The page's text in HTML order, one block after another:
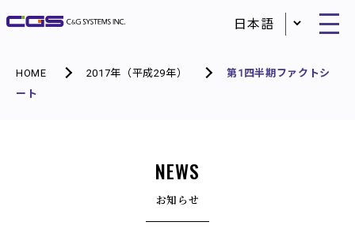
HOME 2017年（平成29年）
第1四半期ファクトシ
ート
NEWS
お知らせ